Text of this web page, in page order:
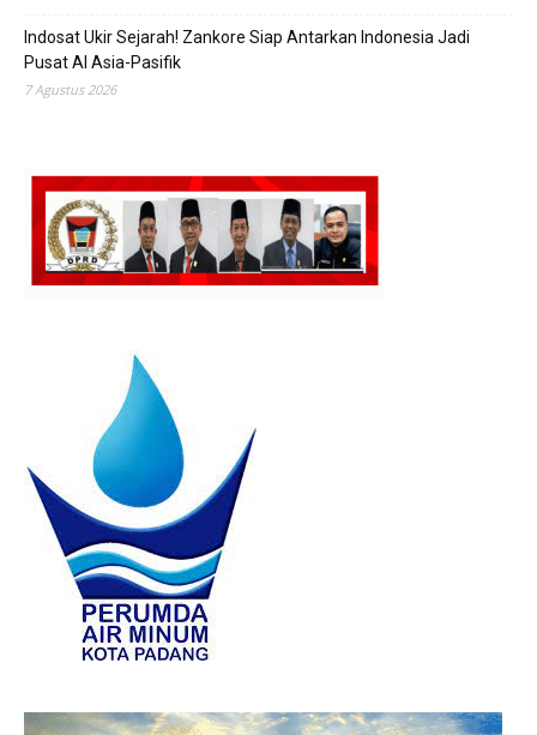
Indosat Ukir Sejarah! Zankore Siap Antarkan Indonesia Jadi
Pusat AI Asia-Pasifik
7 Agustus 2026